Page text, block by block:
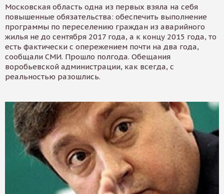
Московская область одна из первых взяла на себя
повышенные обязательства: обеспечить выполнение
программы по переселению граждан из аварийного
жилья не до сентября 2017 года, а к концу 2015 года, то
есть фактически с опережением почти на два года,
сообщали СМИ. Прошло полгода. Обещания
воробьевской администрации, как всегда, с
реальностью разошлись.